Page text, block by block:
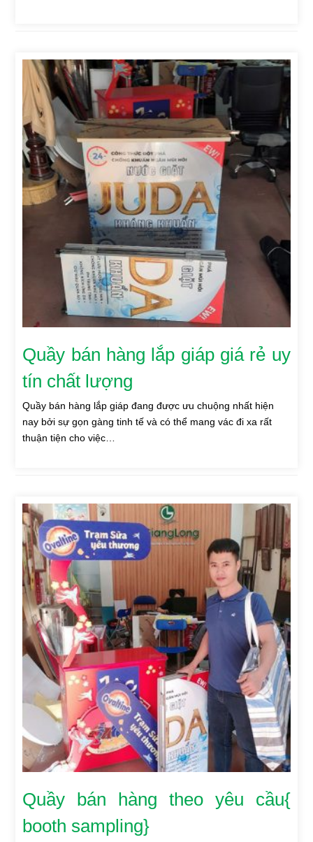
Quầy bán hàng lắp giáp giá rẻ uy
tín chất lượng
Quầy bán hàng lắp giáp đang được ưu chuộng nhất hiện
nay bởi sự gọn gàng tinh tế và có thể mang vác đi xa rất
thuận tiện cho việc…
Quầy bán hàng theo yêu cầu{
booth sampling}